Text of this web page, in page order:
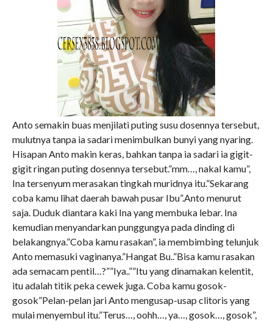
Anto semakin buas menjilati puting susu dosennya tersebut,
mulutnya tanpa ia sadari menimbulkan bunyi yang nyaring.
Hisapan Anto makin keras, bahkan tanpa ia sadari ia gigit-
gigit ringan puting dosennya tersebut.”mm…, nakal kamu”,
Ina tersenyum merasakan tingkah muridnya itu.”Sekarang
coba kamu lihat daerah bawah pusar Ibu”.Anto menurut
saja. Duduk diantara kaki Ina yang membuka lebar. Ina
kemudian menyandarkan punggungya pada dinding di
belakangnya.”Coba kamu rasakan”, ia membimbing telunjuk
Anto memasuki vaginanya.”Hangat Bu..”Bisa kamu rasakan
ada semacam pentil…?””Iya..””Itu yang dinamakan kelentit,
itu adalah titik peka cewek juga. Coba kamu gosok-
gosok”Pelan-pelan jari Anto mengusap-usap clitoris yang
mulai menyembul itu.”Terus…, oohh…, ya…, gosok…, gosok”,